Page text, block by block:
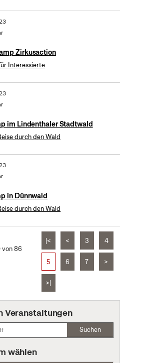
Zirkusaction
Interessierte
im Lindenthaler Stadtwald
durch den Wald
in Dünnwald
durch den Wald
von 86
|< < 3 4
5 6 7 >
>|
Veranstaltungen
Suchen
wählen